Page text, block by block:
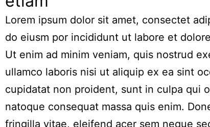
Lorem ipsum dolor sit amet, consectet
do eiusm por incididunt ut labore et
Ut enim ad minim veniam, quis nostrud
ullamco laboris nisi ut aliquip ex ea sint
cupidatat non proident, sunt in culpa qui
natoque consequat massa quis enim.
fringilla vitae, eleifend acer sem neque